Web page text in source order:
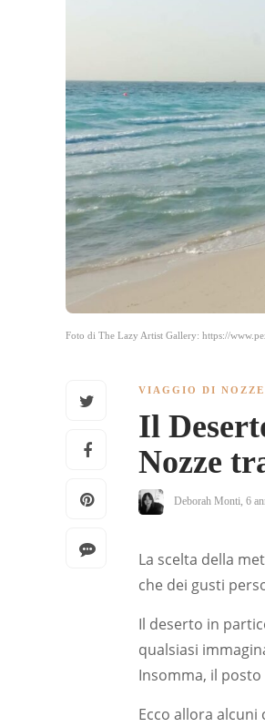
Foto di The Lazy Artist Gallery: https://
VIAGGIO DI NOZZE
Il
Nozze
Deborah Monti 6
La scelta della
che dei gusti
Il deserto in
qualsiasi
Insomma, il
Ecco allora